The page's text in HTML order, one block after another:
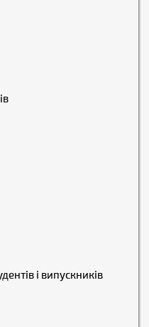
і випускників